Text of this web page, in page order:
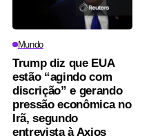
Mundo
Trump diz que EUA
estão “agindo com
discrição” e gerando
pressão econômica no
Irã, segundo
entrevista à Axios